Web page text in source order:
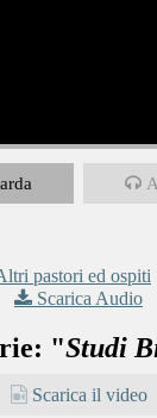
pastori ed ospiti
Scarica Audio
"Studi
Scarica il video